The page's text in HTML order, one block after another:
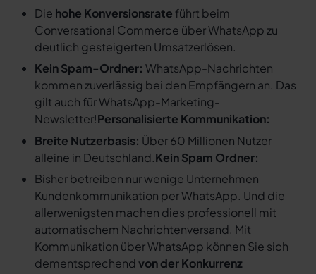
Die hohe Konversionsrate führt beim
Conversational Commerce über WhatsApp zu
deutlich gesteigerten Umsatzerlösen.
Kein Spam-Ordner: WhatsApp-Nachrichten
kommen zuverlässig bei den Empfängern an. Das
gilt auch für WhatsApp-Marketing-
Newsletter!Personalisierte Kommunikation:
Breite Nutzerbasis: Über 60 Millionen Nutzer
alleine in Deutschland.Kein Spam Ordner:
Bisher betreiben nur wenige Unternehmen
Kundenkommunikation per WhatsApp. Und die
allerwenigsten machen dies professionell mit
automatischem Nachrichtenversand. Mit
Kommunikation über WhatsApp können Sie sich
dementsprechendvon der Konkurrenz